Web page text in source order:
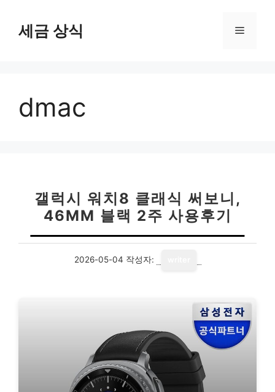
세금 상식 메
dmac
갤럭시 워치8 클래식 써보니,
46MM 블랙 2주 사용후기
2026-05-04 작성자: